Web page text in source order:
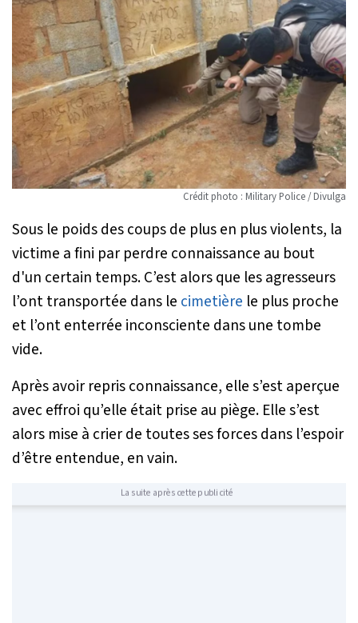
Crédit photo : Military Police / Divulga
Sous le poids des coups de plus en plus violents, la
victime a fini par perdre connaissance au bout
d'un certain temps. C’est alors que les agresseurs
l’ont transportée dans le cimetière le plus proche
et l’ont enterrée inconsciente dans une tombe
vide.
Après avoir repris connaissance, elle s’est aperçue
avec effroi qu’elle était prise au piège. Elle s’est
alors mise à crier de toutes ses forces dans l’espoir
d’être entendue, en vain.
La suite après cette publicité